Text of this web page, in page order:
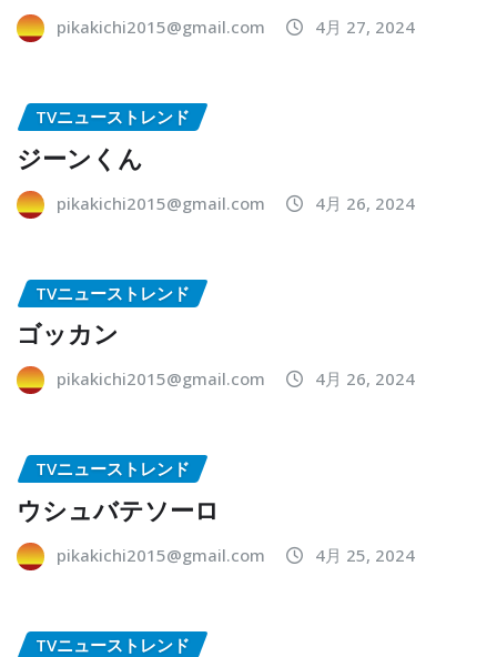
pikakichi2015@gmail.com 4月 27, 2024
TVニューストレンド
ジーンくん
pikakichi2015@gmail.com 4月 26, 2024
TVニューストレンド
ゴッカン
pikakichi2015@gmail.com 4月 26, 2024
TVニューストレンド
ウシュバテソーロ
pikakichi2015@gmail.com 4月 25, 2024
TVニューストレンド